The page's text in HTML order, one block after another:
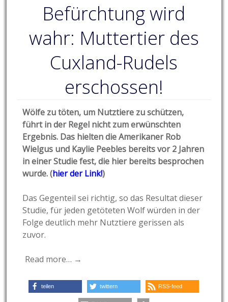
Befürchtung wird
wahr: Muttertier des
Cuxland-Rudels
erschossen!
Wölfe zu töten, um Nutztiere zu schützen,
führt in der Regel nicht zum erwünschten
Ergebnis. Das hielten die Amerikaner Rob
Wielgus und Kaylie Peebles bereits vor 2 Jahren
in einer Studie fest, die hier bereits besprochen
wurde. (hier der Link!)
Das Gegenteil sei richtig, so das Resultat dieser
Studie, für jeden getöteten Wolf würden in der
Folge deutlich mehr Nutztiere gerissen als
zuvor.
Read more… →
teilen twittern RSS-feed